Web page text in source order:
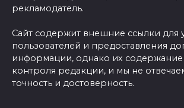
рекламодатель.
Сайт содержит внешние ссылки для
пользователей и предоставления
информации, однако их содержание
контроля редакции, и мы не
точность и достоверность.